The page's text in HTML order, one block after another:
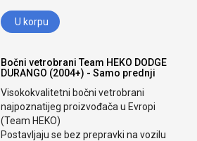
U korpu
Bočni vetrobrani Team HEKO DODGE
DURANGO (2004+) - Samo prednji
Visokokvalitetni bočni vetrobrani
najpoznatijeg proizvođača u Evropi
(Team HEKO)
Postavljaju se bez prepravki na vozilu